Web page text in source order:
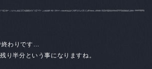
わりです…
り半分という事になりますね。